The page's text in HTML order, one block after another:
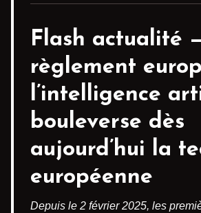
Flash actualité
règlement
l’intelligence
bouleverse dès
aujourd’hui la
européenne
Depuis le 2 février 2025, les